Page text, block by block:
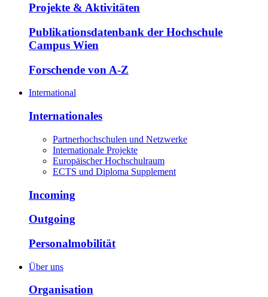
Projekte & Aktivitäten
Publikationsdatenbank der Hochschule
Campus Wien
Forschende von A-Z
International
Internationales
Partnerhochschulen und Netzwerke
Internationale Projekte
Europäischer Hochschulraum
ECTS und Diploma Supplement
Incoming
Outgoing
Personalmobilität
Über uns
Organisation